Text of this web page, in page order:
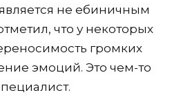
не ебиничным
что у некоторых
громких
эмоций. Это чем-то